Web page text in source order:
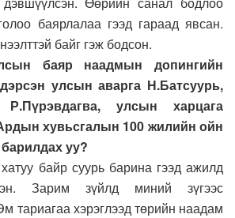
баярлалаа гээд гараад явсан.
байг гэж бодсон.
баяр наадмын допингийн
улсын аварга Н.Батсуурь,
улсын харцага
хувьсгалын 100 жилийн ойн
уу?
байр суурь барина гээд ажилд
Зарим зүйлд миний зүгээс
тариагаа хэрэглээд төрийн наадам